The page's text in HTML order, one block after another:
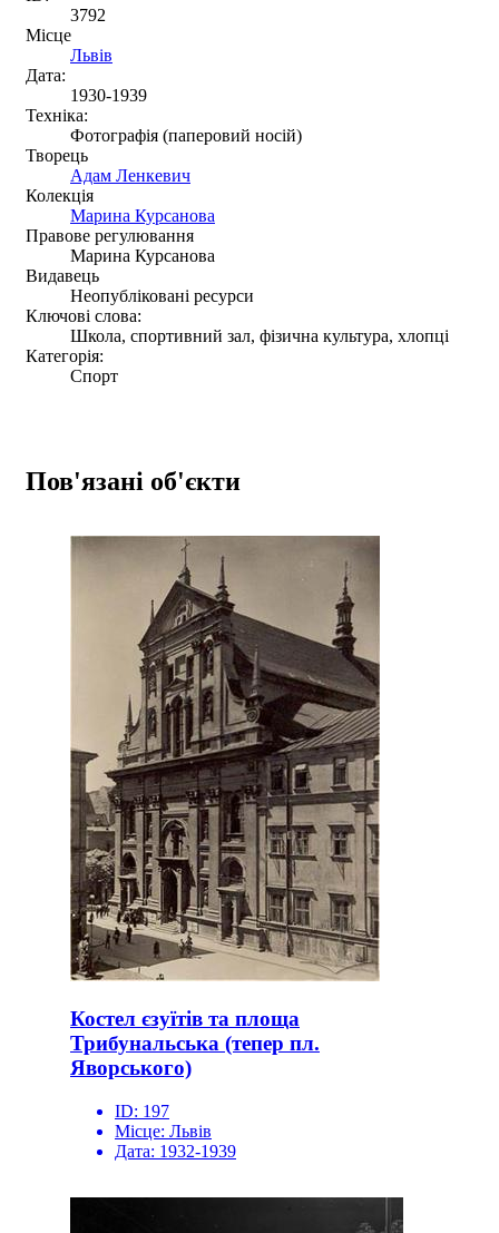
3792
Місце
Львів
Дата:
1930-1939
Техніка:
Фотографія (паперовий носій)
Творець
Адам Ленкевич
Колекція
Mapина Курсанова
Правове регулювання
Марина Курсанова
Видавець
Неопубліковані ресурси
Ключові слова:
Школа, спортивний зал, фізична культура, хлопці
Категорія:
Спорт
Пов'язані об'єкти
Костел єзуїтів та площа
Трибунальська (тепер пл.
Яворського)
ID: 197
Місце: Львів
Дата: 1932-1939